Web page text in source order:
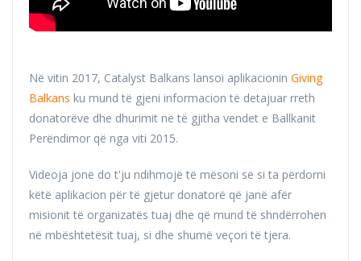
Në vitin 2017, Catalyst Balkans lansoi aplikacionin Giving
Balkans ku mund të gjeni informacion të detajuar rreth
donatorëve dhe dhurimit në të gjitha vendet e Ballkanit
Perëndimor që nga viti 2015.
Videoja jonë do t'ju ndihmojë të mësoni se si ta përdorni
këtë aplikacion për të gjetur donatorë që janë afër
misionit të organizatës tuaj dhe që mund të shndërrohen
në mbështetësit tuaj, si dhe shumë veçori të tjera.